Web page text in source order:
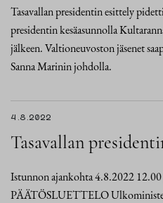
Tasavallan presidentin esittely
presidentin kesäasunnolla
jälkeen. Valtioneuvoston jäsenet
Sanna Marinin johdolla.
4.8.2022
Tasavallan
Istunnon ajankohta 4.8.2022
PÄÄTÖSLUETTELO